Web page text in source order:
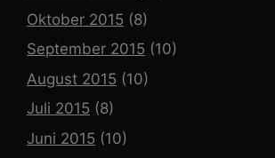
Oktober 2015 (8)
September 2015 (10)
August 2015 (10)
Juli 2015 (8)
Juni 2015 (10)